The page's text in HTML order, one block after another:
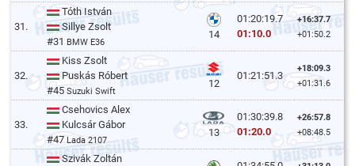
31.
Tóth István
Sillye Zsolt
#31 BMW E36
14
01:20:19.7
01:10.0
+16:37.7
+01:50.2
32.
Kiss Zsolt
Puskás Róbert
#45Suzuki Swift
12
01:21:51.3
+18:09.3
+01:31.6
33.
Csehovics Alex
Kulcsár Gábor
#47Lada 2107
13
01:30:39.8
01:20.0
+26:57.8
+08:48.5
Szivák Zoltán